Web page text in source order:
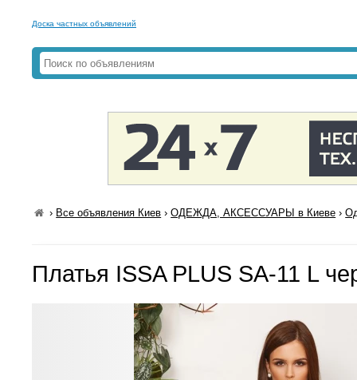
Доска частных объявлений
› Все объявления Киев ›ОДЕЖДА, АКСЕССУАРЫ в Киеве ›
Платья ISSA PLUS SA-11 L